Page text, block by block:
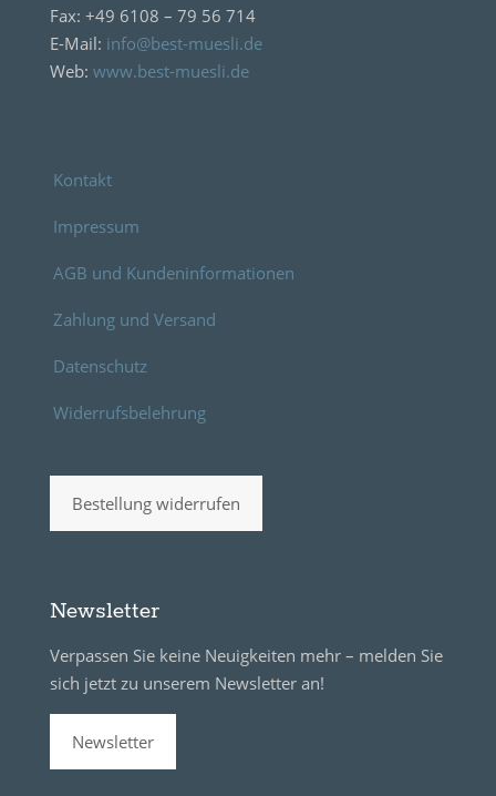
Fax: +49 6108 – 79 56 714
E-Mail: info@best-muesli.de
Web: www.best-muesli.de
Kontakt
Impressum
AGB und Kundeninformationen
Zahlung und Versand
Datenschutz
Widerrufsbelehrung
Bestellung widerrufen
Newsletter
Verpassen Sie keine Neuigkeiten mehr – melden Sie
sich jetzt zu unserem Newsletter an!
Newsletter